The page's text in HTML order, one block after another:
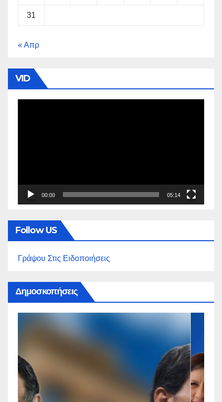
31
« Απρ
VID
00:00 05:14
Follow US
Γράψου Στις Ειδοποιήσεις
Δημοσκοπήσεις